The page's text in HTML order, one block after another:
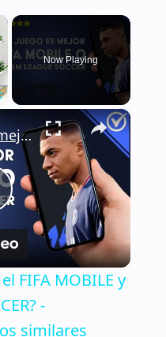
×
Now Playing
×
¿Qué juego es mejor el FIFA MOBILE y DREAM LEAGUE SOCCER? - Comparativa de juegos similares
FIFA MOBILE y
-
similares